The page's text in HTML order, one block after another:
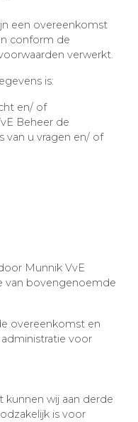
een overeenkomst
conform de
verwerkt.
is:
en/ of
Beheer de
van u vragen en/ of
Munnik VvE
van bovengenoemde
overeenkomst en
administratie voor
kunnen wij aan derde
is voor